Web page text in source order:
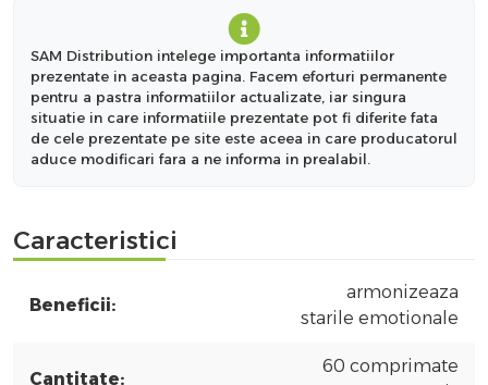
SAM Distribution intelege importanta informatiilor
prezentate in aceasta pagina. Facem eforturi permanente
pentru a pastra informatiilor actualizate, iar singura
situatie in care informatiile prezentate pot fi diferite fata
de cele prezentate pe site este aceea in care producatorul
aduce modificari fara a ne informa in prealabil.
Caracteristici
Beneficii:
armonizeaza
starile emotionale
Cantitate:
60 comprimate